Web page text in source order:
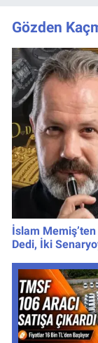
Gözden
İslam
Dedi, İki